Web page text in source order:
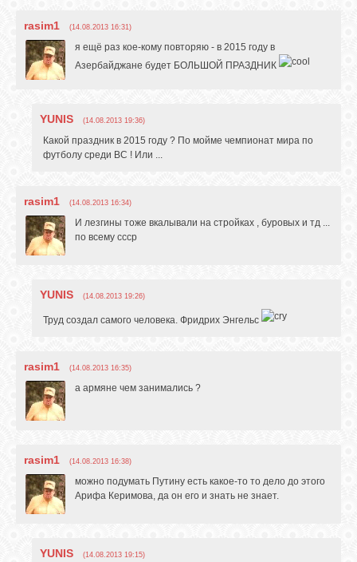
rasim1 (14.08.2013 16:31)
я ещё раз кое-кому повторяю - в 2015 году в
Азербайджане будет БОЛЬШОЙ ПРАЗДНИК
YUNIS (14.08.2013 19:36)
Какой праздник в 2015 году ? По мойме чемпионат мира по
футболу среди ВС ! Или ...
rasim1 (14.08.2013 16:34)
И лезгины тоже вкалывали на стройках , буровых и тд ...
по всему ссср
YUNIS (14.08.2013 19:26)
Труд создал самого человека. Фридрих Энгельс
rasim1 (14.08.2013 16:35)
а армяне чем занимались ?
rasim1 (14.08.2013 16:38)
можно подумать Путину есть какое-то то дело до этого
Арифа Керимова, да он его и знать не знает.
YUNIS (14.08.2013 19:15)